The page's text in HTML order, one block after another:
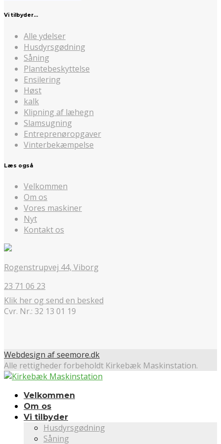
Vi tilbyder…
Alle ydelser
Husdyrsgødning
Såning
Plantebeskyttelse
Ensilering
Høst
kalk
Klipning af læhegn
Slamsugning
Entreprenøropgaver
Vinterbekæmpelse
Læs også
Velkommen
Om os
Vores maskiner
Nyt
Kontakt os
Rogenstrupvej 44, Viborg
23 71 06 23
Klik her og send en besked
Cvr. Nr.: 32 13 01 19
Webdesign af seemore.dk
Alle rettigheder forbeholdt Kirkebæk Maskinstation.
Velkommen
Om os
Vi tilbyder
Husdyrsgødning
Såning